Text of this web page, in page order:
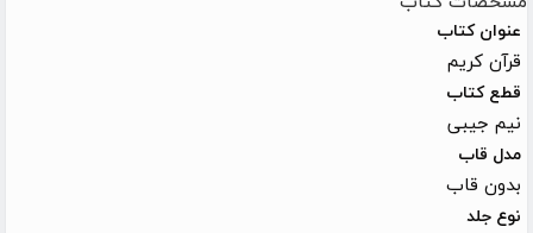
عنوان کتاب
قرآن کریم
قطع کتاب
نیم جیبی
مدل قاب
بدون قاب
نوع جلد